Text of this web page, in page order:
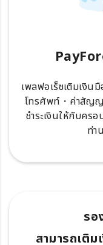
เพลฟอเร็ซเติมเงิน
โทรศัพท์・ค่าสัญญ
ชำระเงินให้กับคร
ท่า
รอ
สามารถเติ